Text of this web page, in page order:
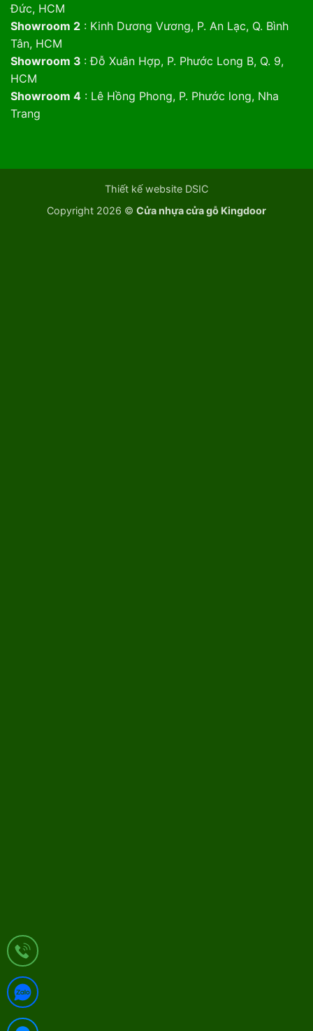
Đức, HCM
Showroom 2: Kinh Dương Vương, P. An Lạc, Q. Bình
Tân, HCM
Showroom 3 : Đỗ Xuân Hợp, P. Phước Long B, Q. 9,
HCM
Showroom 4: Lê Hồng Phong, P. Phước long, Nha
Trang
Thiết kế website DSIC
Copyright 2026 © Cửa nhựa cửa gỗ Kingdoor